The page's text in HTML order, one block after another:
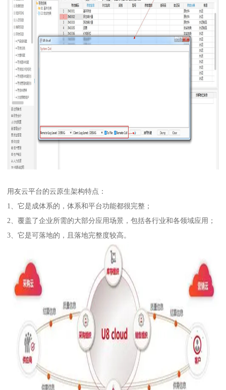
用友云平台的云原生架构特点：
1、它是成体系的，体系和平台功能都很完整；
2、覆盖了企业所需的大部分应用场景，包括各行业和各领域应用；
3、它是可落地的，且落地完整度较高。